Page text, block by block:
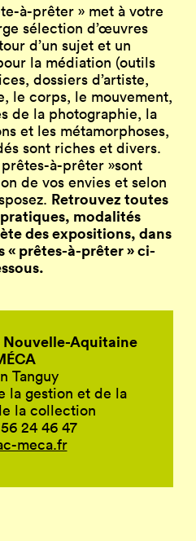
à-prêter » met à votre
sélection d’œuvres
d’un sujet et un
la médiation (outils
dossiers d’artiste,
le corps, le mouvement,
de la photographie, la
et les métamorphoses,
sont riches et divers.
à-prêter »sont
de vos envies et selon
Retrouvez toutes
modalités
des expositions, dans
« prêtes-à-prêter » ci-
Nouvelle-Aquitaine
Tanguy
la gestion et de la
la collection
24 46 47
meca.fr